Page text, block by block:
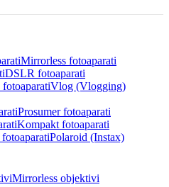
Mirrorless fotoaparati
DSLR fotoaparati
Vlog (Vlogging)
Prosumer fotoaparati
Kompakt fotoaparati
Polaroid (Instax)
Mirrorless objektivi